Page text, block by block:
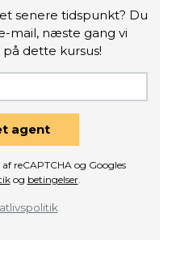
senere tidspunkt? Du
mail, næste gang vi
dette kursus!
agent
reCAPTCHA og Googles
og betingelser.